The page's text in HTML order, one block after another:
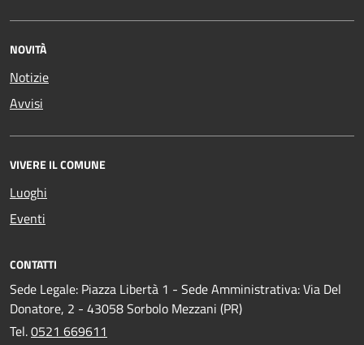
NOVITÀ
Notizie
Avvisi
VIVERE IL COMUNE
Luoghi
Eventi
CONTATTI
Sede Legale: Piazza Libertà 1 - Sede Amministrativa: Via Del
Donatore, 2 - 43058 Sorbolo Mezzani (PR)
Tel.0521 669611